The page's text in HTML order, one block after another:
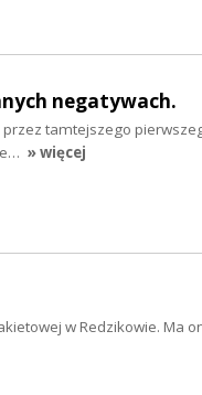
negatywach.
tamtejszego
» więcej
w Redzikowie. Ma